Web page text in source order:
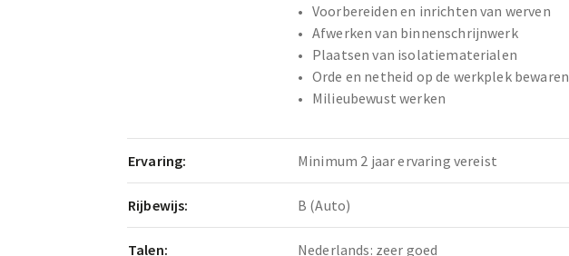
Voorbereiden en inrichten van werven
Afwerken van binnenschrijnwerk
Plaatsen van isolatiematerialen
Orde en netheid op de werkplek bewaren
Milieubewust werken
Ervaring: Minimum 2 jaar ervaring vereist
Rijbewijs: B (Auto)
Talen: Nederlands: zeer goed